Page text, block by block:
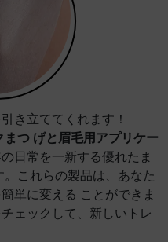
き立ててくれます！
まつ げと眉毛用アプリケー
日常を一新する優れたま
これらの製品は、あなた
単に変える ことができま
ェックして、新しいトレ